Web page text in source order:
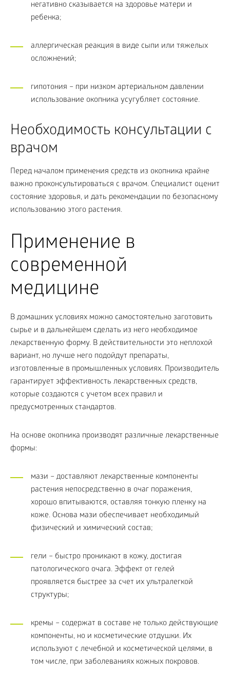
негативно сказывается на здоровье матери и
ребенка;
аллергическая реакция в виде сыпи или тяжелых
осложнений;
гипотония – при низком артериальном давлении
использование окопника усугубляет состояние.
Необходимость консультации с
врачом
Перед началом применения средств из окопника крайне
важно проконсультироваться с врачом. Специалист оценит
состояние здоровья, и дать рекомендации по безопасному
использованию этого растения.
Применение в
современной
медицине
В домашних условиях можно самостоятельно заготовить
сырье и в дальнейшем сделать из него необходимое
лекарственную форму. В действительности это неплохой
вариант, но лучше него подойдут препараты,
изготовленные в промышленных условиях. Производитель
гарантирует эффективность лекарственных средств,
которые создаются с учетом всех правил и
предусмотренных стандартов.
На основе окопника производят различные лекарственные
формы:
мази – доставляют лекарственные компоненты
растения непосредственно в очаг поражения,
хорошо впитываются, оставляя тонкую пленку на
коже. Основа мази обеспечивает необходимый
физический и химический состав;
гели – быстро проникают в кожу, достигая
патологического очага. Эффект от гелей
проявляется быстрее за счет их ультралегкой
структуры;
кремы – содержат в составе не только действующие
компоненты, но и косметические отдушки. Их
используют с лечебной и косметической целями, в
том числе, при заболеваниях кожных покровов.